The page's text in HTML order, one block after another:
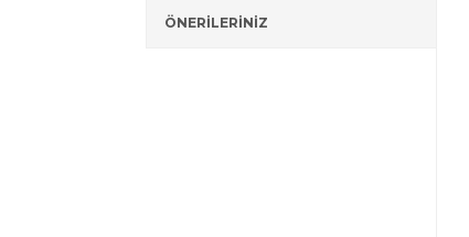
ÖNERİLERİNİZ